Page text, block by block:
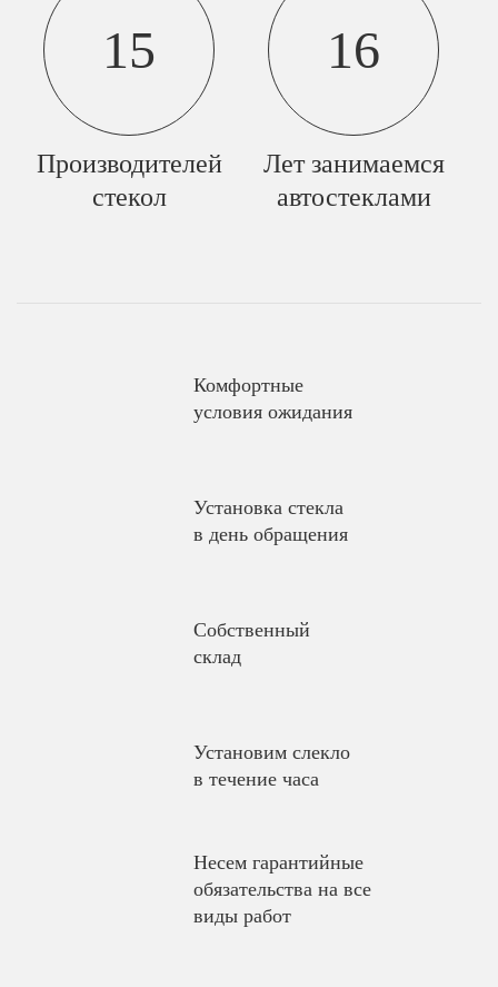
15
Производителей
стекол
16
Лет занимаемся
автостеклами
Комфортные
условия ожидания
Установка стекла
в день обращения
Собственный
склад
Установим слекло
в течение часа
Несем гарантийные
обязательства на все
виды работ